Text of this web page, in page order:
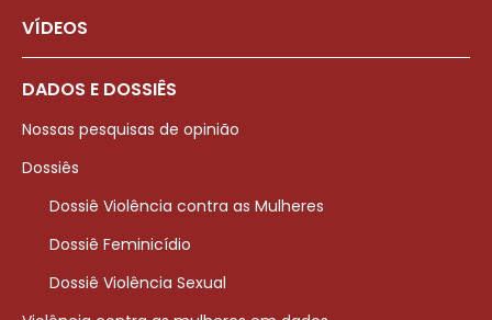
VÍDEOS
DADOS E DOSSIÊS
Nossas pesquisas de opinião
Dossiês
Dossiê Violência contra as Mulheres
Dossiê Feminicídio
Dossiê Violência Sexual